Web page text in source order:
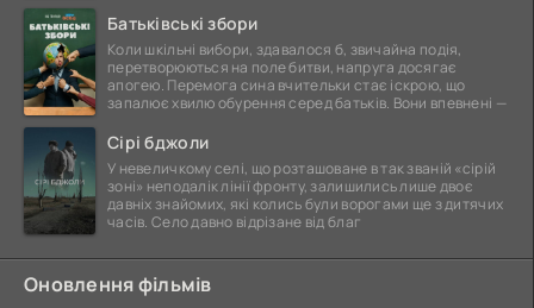
Батьківські збори
Коли шкільні вибори, здавалося б, звичайна подія,
перетворюються на поле битви, напруга досягає
апогею. Перемога сина вчительки стає іскрою, що
запалює хвилю обурення серед батьків. Вони впевнені —
Сірі бджоли
У невеличкому селі, що розташоване в так званій «сірій
зоні» неподалік лінії фронту, залишились лише двоє
давніх знайомих, які колись були ворогами ще з дитячих
часів. Село давно відрізане від благ
Оновлення фільмів